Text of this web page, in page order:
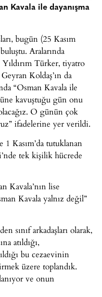
Kavala ile dayanışma
bugün (25 Kasım
Aralarında
Türker, tiyatro
Koldaş’ın da
“Osman Kavala ile
kavuştuğu gün onu
O günün çok
ifadelerine yer verildi.
1 Kasım’da tutuklanan
tek kişilik hücrede
Kavala’nın lise
Kavala yalnız değil”
sınıf arkadaşları olarak,
atıldığı,
bu cezaevinin
üzere toplandık.
ve onun